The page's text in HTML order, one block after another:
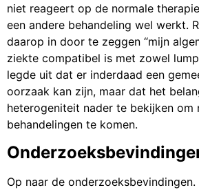
niet reageert op de normale
een andere behandeling wel werkt.
daarop in door te zeggen “mijn
ziekte compatibel is met zowel
legde uit dat er inderdaad een
oorzaak kan zijn, maar dat het
heterogeniteit nader te bekijken om
behandelingen te komen.
Op naar de